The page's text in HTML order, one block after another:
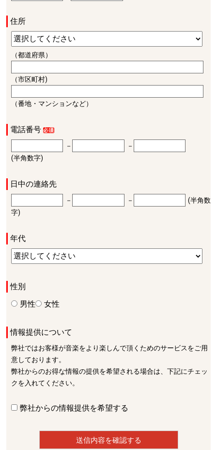
住所
（都道府県）
（市区町村)
（番地・マンションなど）
電話番号
－
－
(半角数字)
日中の連絡先
－ －
(半角数
字)
年代
性別
男性
女性
情報提供について
弊社ではお客様が音楽をより楽しんで頂くためのサービスをご用
意しております。
弊社からのお得な情報の提供を希望される場合は、下記にチェッ
クを入れてください。
弊社からの情報提供を希望する